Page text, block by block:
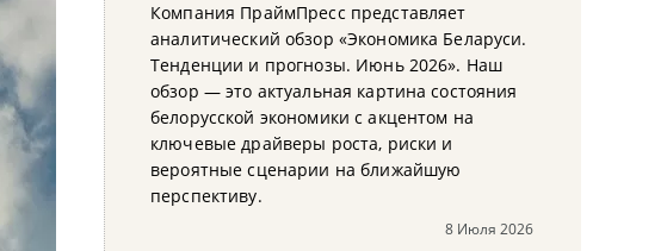
Компания ПраймПресс представляет
аналитический обзор «Экономика Беларуси.
Тенденции и прогнозы. Июнь 2026». Наш
обзор — это актуальная картина состояния
белорусской экономики с акцентом на
ключевые драйверы роста, риски и
вероятные сценарии на ближайшую
перспективу.
8 Июля 2026